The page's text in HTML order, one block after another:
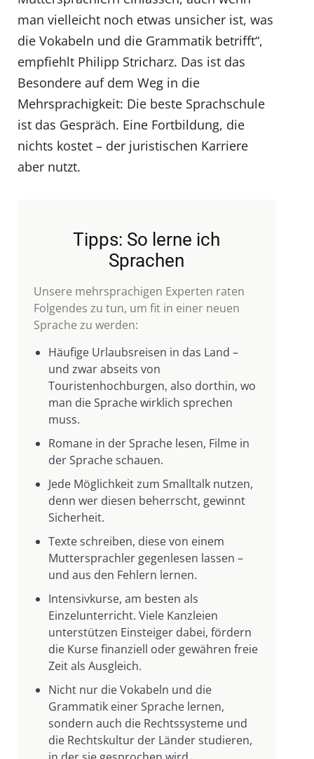
man vielleicht noch etwas unsicher ist, was
die Vokabeln und die Grammatik betrifft“,
empfiehlt Philipp Stricharz. Das ist das
Besondere auf dem Weg in die
Mehrsprachigkeit: Die beste Sprachschule
ist das Gespräch. Eine Fortbildung, die
nichts kostet – der juristischen Karriere
aber nutzt.
Tipps: So lerne ich
Sprachen
Unsere mehrsprachigen Experten raten
Folgendes zu tun, um fit in einer neuen
Sprache zu werden:
Häufige Urlaubsreisen in das Land –
und zwar abseits von
Touristenhochburgen, also dorthin, wo
man die Sprache wirklich sprechen
muss.
Romane in der Sprache lesen, Filme in
der Sprache schauen.
Jede Möglichkeit zum Smalltalk nutzen,
denn wer diesen beherrscht, gewinnt
Sicherheit.
Texte schreiben, diese von einem
Muttersprachler gegenlesen lassen –
und aus den Fehlern lernen.
Intensivkurse, am besten als
Einzelunterricht. Viele Kanzleien
unterstützen Einsteiger dabei, fördern
die Kurse finanziell oder gewähren freie
Zeit als Ausgleich.
Nicht nur die Vokabeln und die
Grammatik einer Sprache lernen,
sondern auch die Rechtssysteme und
die Rechtskultur der Länder studieren,